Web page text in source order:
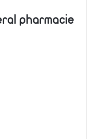
pharmacie